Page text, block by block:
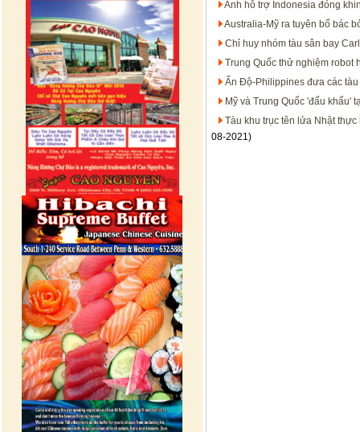
Anh hỗ trợ Indonesia đóng
Australia-Mỹ ra tuyên bố bác
Chỉ huy nhóm tàu sân bay
Trung Quốc thử nghiệm robot
Ấn Độ-Philippines đưa các
Mỹ và Trung Quốc 'đấu khẩu'
Tàu khu trục tên lửa Nhật
08-2021)